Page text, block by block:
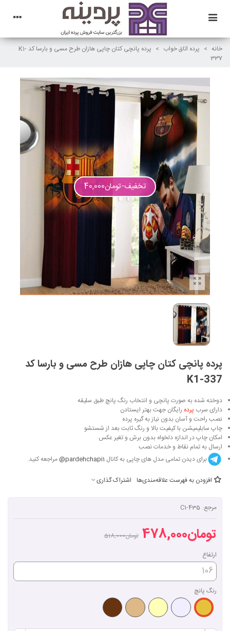
خانه > پرده اتاق خواب >
پرده پانچی کتان چاپی هازان طرح مسی و بارسا کد K1-
337
تخفیف-‎تومان40,000
پرده پانچی کتان چاپی هازان طرح مسی و بارسا کد
K1-337
دوخته شده به صورت پانچی و انتخاب رنگ پانچ طبق سلیقه
دارای سرب پرده رایگان جهت بهتر ایستادن
نصب راحت و آسان بدون نیاز به گیره پرده
چاپ سابلیمیشن با کیفیت بالا و رنگ ثابت بعد از شستشو
امکان چاپ در اندازه دلخواه بدون برش و تغیر عکس
ارسال به تمام نقاط و خدمات نصب
برای دیدن تمامی مدل های چاپی به کانال pardehchapi1@ مراجعه کنید.
افزودن به فهرست علاقه‌مندی‌ها اشتراک گذاری
مرجع: C1-435
ارتفاع
رنگ پانچ
طلایی نقره
ای
کرم
روشن
نسکافه
ای
قهوه
ای